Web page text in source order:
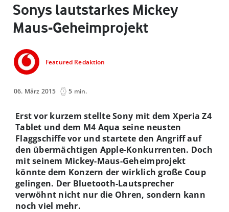
Sonys lautstarkes Mickey
Maus-Geheimprojekt
Featured Redaktion
06. März 2015 5 min.
Erst vor kurzem stellte Sony mit dem Xperia Z4
Tablet und dem M4 Aqua seine neusten
Flaggschiffe vor und startete den Angriff auf
den übermächtigen Apple-Konkurrenten. Doch
mit seinem Mickey-Maus-Geheimprojekt
könnte dem Konzern der wirklich große Coup
gelingen. Der Bluetooth-Lautsprecher
verwöhnt nicht nur die Ohren, sondern kann
noch viel mehr.